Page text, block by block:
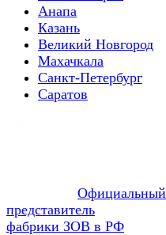
Анапа
Казань
Великий Новгород
Махачкала
Санкт-Петербург
Саратов
Официальный
представитель
фабрики ЗОВ в РФ